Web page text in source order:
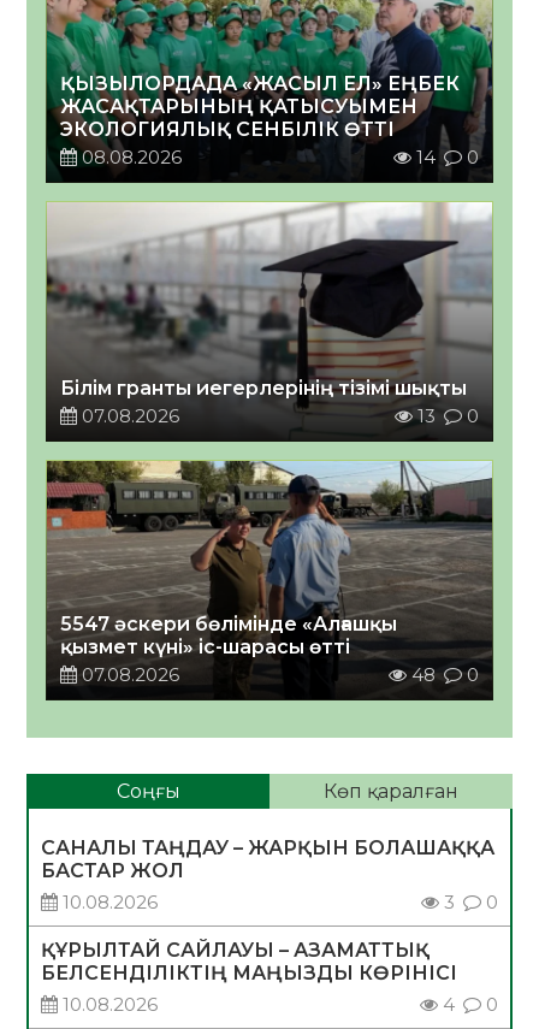
ҚЫЗЫЛОРДАДА «ЖАСЫЛ ЕЛ» ЕҢБЕК
ЖАСАҚТАРЫНЫҢ ҚАТЫСУЫМЕН
ЭКОЛОГИЯЛЫҚ СЕНБІЛІК ӨТТІ
08.08.2026
14 0
Білім гранты иегерлерінің тізімі шықты
07.08.2026
13 0
5547 әскери бөлімінде «Алғашқы
қызмет күні» іс-шарасы өтті
07.08.2026
48 0
Соңғы Көп қаралған
САНАЛЫ ТАҢДАУ – ЖАРҚЫН БОЛАШАҚҚА
БАСТАР ЖОЛ
10.08.2026
3 0
ҚҰРЫЛТАЙ САЙЛАУЫ – АЗАМАТТЫҚ
БЕЛСЕНДІЛІКТІҢ МАҢЫЗДЫ КӨРІНІСІ
10.08.2026
4 0